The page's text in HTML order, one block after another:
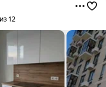
12